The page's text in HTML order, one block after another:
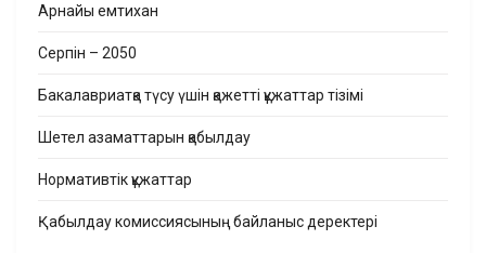
Арнайы емтихан
Серпін – 2050
Бакалавриатқа түсу үшін қажетті құжаттар тізімі
Шетел азаматтарын қабылдау
Нормативтік құжаттар
Қабылдау комиссиясының байланыс деректері